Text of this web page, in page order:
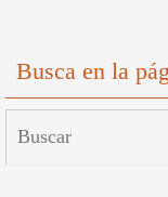
Busca en la